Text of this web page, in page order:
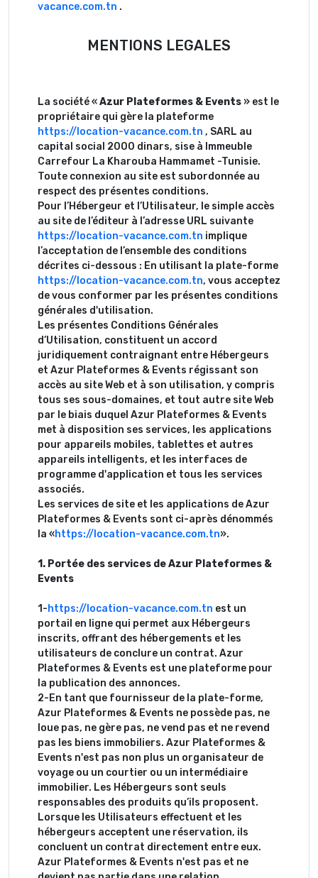
vacance.com.tn .
MENTIONS LEGALES
La société «Azur Plateformes & Events » est le
propriétaire qui gère la plateforme
https://location-vacance.com.tn , SARL au
capital social 2000 dinars, sise à Immeuble
Carrefour La Kharouba Hammamet -Tunisie.
Toute connexion au site est subordonnée au
respect des présentes conditions.
Pour l’Hébergeur et l’Utilisateur, le simple accès
au site de l’éditeur à l’adresse URL suivante
https://location-vacance.com.tn implique
l’acceptation de l’ensemble des conditions
décrites ci-dessous : En utilisant la plate-forme
https://location-vacance.com.tn, vous acceptez
de vous conformer par les présentes conditions
générales d'utilisation.
Les présentes Conditions Générales
d’Utilisation, constituent un accord
juridiquement contraignant entre Hébergeurs
et Azur Plateformes & Events régissant son
accès au site Web et à son utilisation, y compris
tous ses sous-domaines, et tout autre site Web
par le biais duquel Azur Plateformes & Events
met à disposition ses services, les applications
pour appareils mobiles, tablettes et autres
appareils intelligents, et les interfaces de
programme d'application et tous les services
associés.
Les services de site et les applications de Azur
Plateformes & Events sont ci-après dénommés
la «https://location-vacance.com.tn».
1. Portée des services de Azur Plateformes &
Events
1-https://location-vacance.com.tn est un
portail en ligne qui permet aux Hébergeurs
inscrits, offrant des hébergements et les
utilisateurs de conclure un contrat. Azur
Plateformes & Events est une plateforme pour
la publication des annonces.
2-En tant que fournisseur de la plate-forme,
Azur Plateformes & Events ne possède pas, ne
loue pas, ne gère pas, ne vend pas et ne revend
pas les biens immobiliers. Azur Plateformes &
Events n'est pas non plus un organisateur de
voyage ou un courtier ou un intermédiaire
immobilier. Les Hébergeurs sont seuls
responsables des produits qu’ils proposent.
Lorsque les Utilisateurs effectuent et les
hébergeurs acceptent une réservation, ils
concluent un contrat directement entre eux.
Azur Plateformes & Events n'est pas et ne